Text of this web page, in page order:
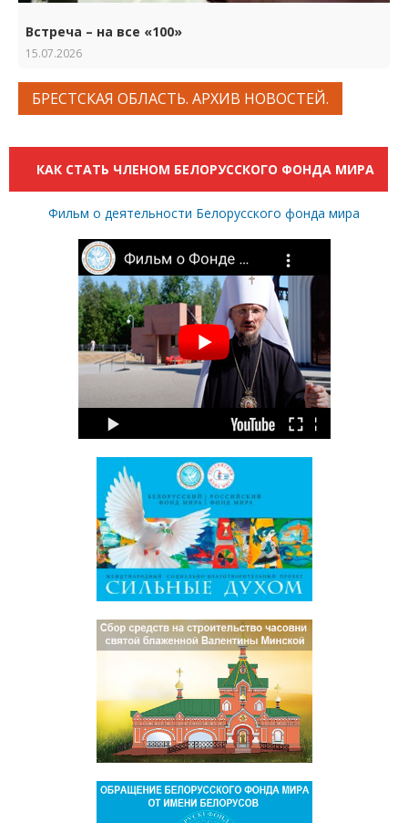
Встреча – на все «100»
15.07.2026
БРЕСТСКАЯ ОБЛАСТЬ. АРХИВ НОВОСТЕЙ.
КАК СТАТЬ ЧЛЕНОМ БЕЛОРУССКОГО ФОНДА МИРА
Фильм о деятельности Белорусского фонда мира